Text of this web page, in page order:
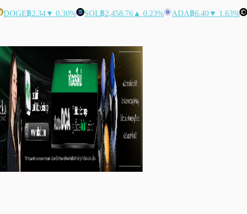
DOGE฿2.34▼ 0.30% SOL฿2,458.76 ▲ 0.23% ADA฿6.40▼ 1.63%